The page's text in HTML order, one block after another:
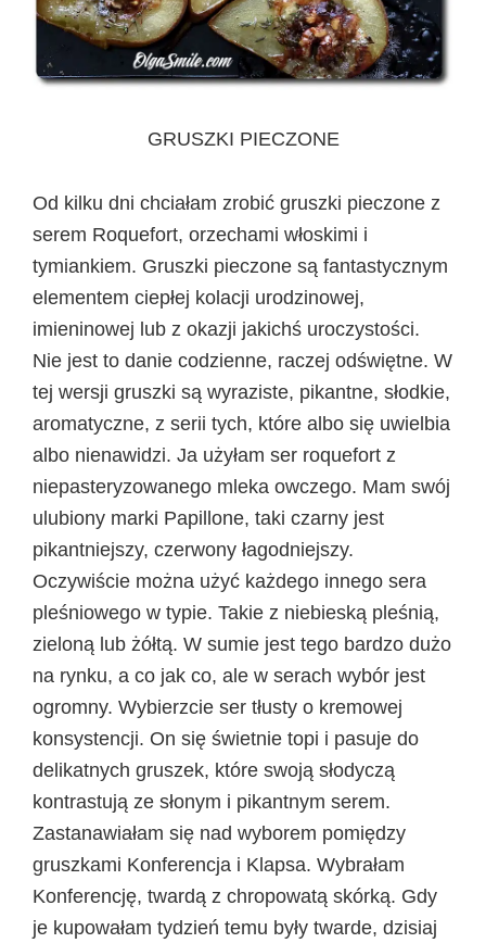
GRUSZKI PIECZONE
Od kilku dni chciałam zrobić gruszki pieczone z
serem Roquefort, orzechami włoskimi i
tymiankiem. Gruszki pieczone są fantastycznym
elementem ciepłej kolacji urodzinowej,
imieninowej lub z okazji jakichś uroczystości.
Nie jest to danie codzienne, raczej odświętne. W
tej wersji gruszki są wyraziste, pikantne, słodkie,
aromatyczne, z serii tych, które albo się uwielbia
albo nienawidzi. Ja użyłam ser roquefort z
niepasteryzowanego mleka owczego. Mam swój
ulubiony marki Papillone, taki czarny jest
pikantniejszy, czerwony łagodniejszy.
Oczywiście można użyć każdego innego sera
pleśniowego w typie. Takie z niebieską pleśnią,
zieloną lub żółtą. W sumie jest tego bardzo dużo
na rynku, a co jak co, ale w serach wybór jest
ogromny. Wybierzcie ser tłusty o kremowej
konsystencji. On się świetnie topi i pasuje do
delikatnych gruszek, które swoją słodyczą
kontrastują ze słonym i pikantnym serem.
Zastanawiałam się nad wyborem pomiędzy
gruszkami Konferencja i Klapsa. Wybrałam
Konferencję, twardą z chropowatą skórką. Gdy
je kupowałam tydzień temu były twarde, dzisiaj